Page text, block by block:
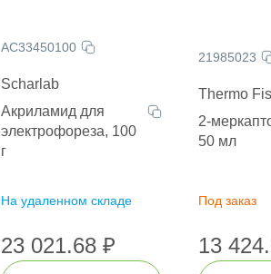
AC33450100
Scharlab
Акриламид для
электрофореза, 100
г
На удаленном складе
23 021.68 ₽
21985023
Thermo
2-
50 мл
Под заказ
13